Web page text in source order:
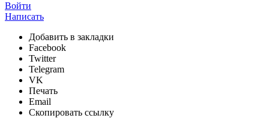
Войти
Написать
Добавить в закладки
Facebook
Twitter
Telegram
VK
Печать
Email
Скопировать ссылку